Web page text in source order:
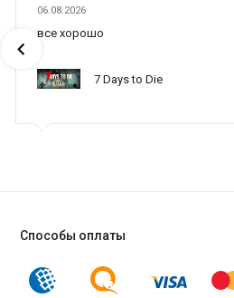
06.08.2026
все хорошо
7 Days to Die
Способы оплаты